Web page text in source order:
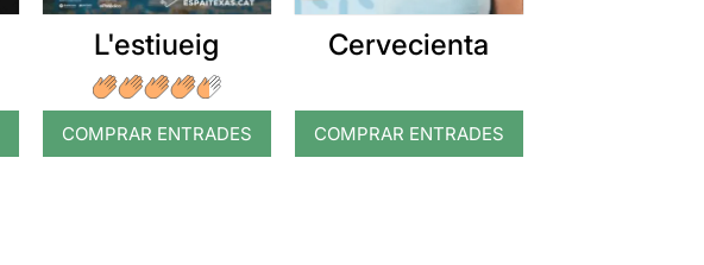
L'estiueig
COMPRAR ENTRADES
Cervecienta
COMPRAR ENTRADES